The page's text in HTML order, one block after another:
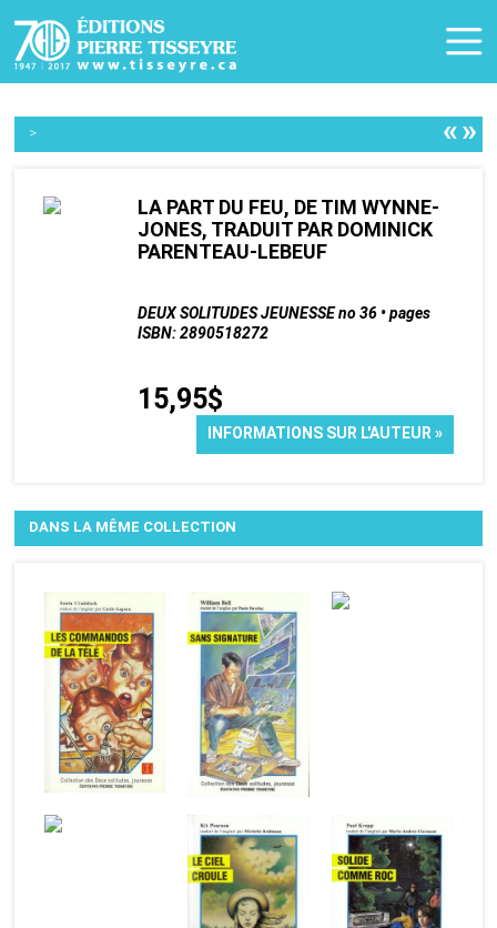
> «»
LA PART DU FEU, DE TIM WYNNE-
JONES, TRADUIT PAR DOMINICK
PARENTEAU-LEBEUF
DEUX SOLITUDES JEUNESSE no 36 • pages
ISBN: 2890518272
15,95$
INFORMATIONS SUR L'AUTEUR »
DANS LA MÊME COLLECTION